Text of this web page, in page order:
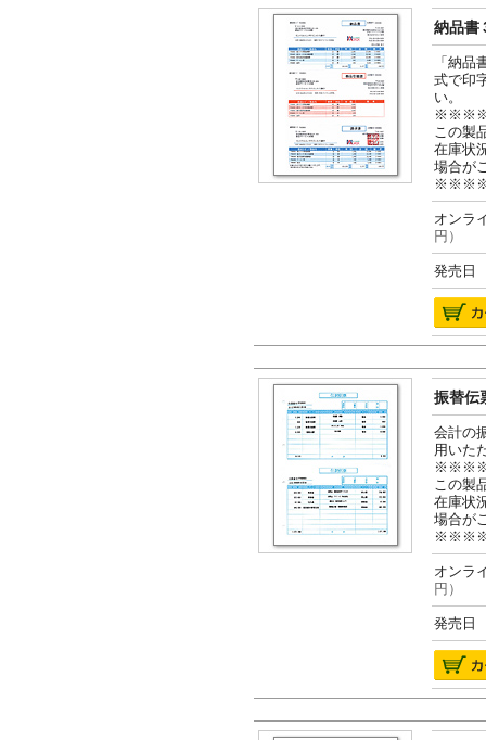
納品書
「納
式で印
い。
この製
在庫状
場合が
オン
円）
発売日
振替伝
会計の
用いた
この製
在庫状
場合が
オン
円）
発売日